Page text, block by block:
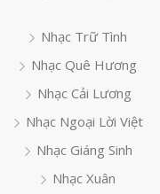
Nhạc Trữ Tình
Nhạc Quê Hương
Nhạc Cải Lương
Nhạc Ngoại Lời Việt
Nhạc Giáng Sinh
Nhạc Xuân